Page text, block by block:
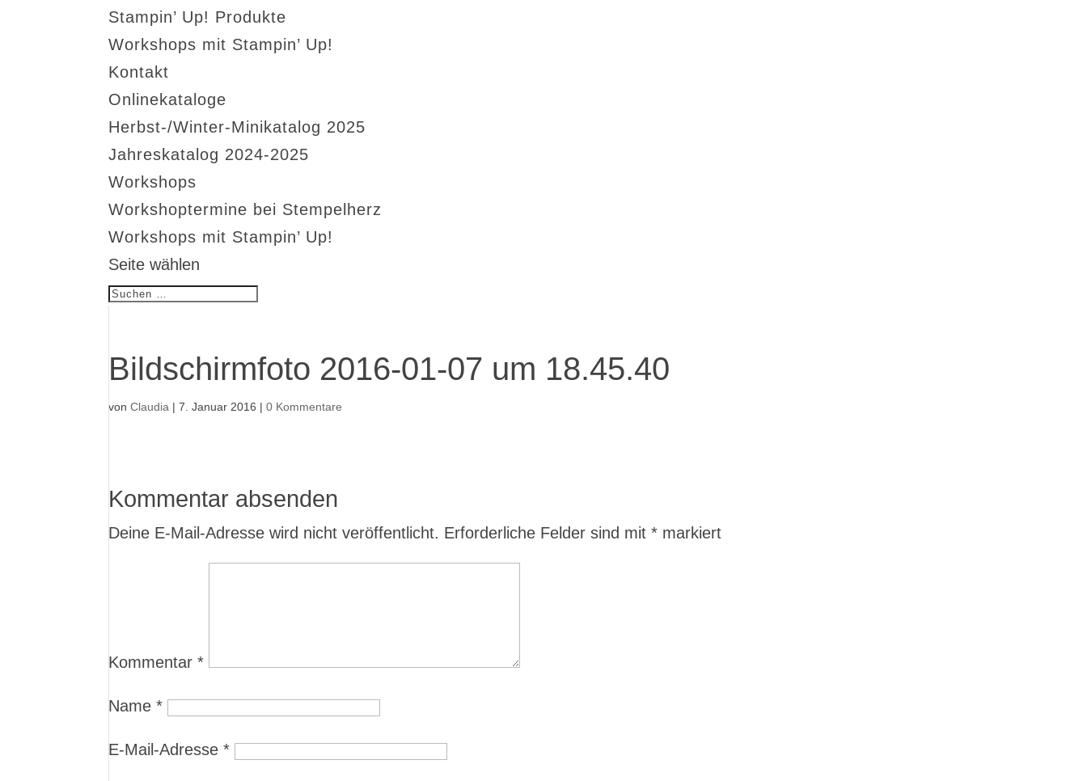
Stampin’ Up! Produkte
Workshops mit Stampin’ Up!
Kontakt
Onlinekataloge
Herbst-/Winter-Minikatalog 2025
Jahreskatalog 2024-2025
Workshops
Workshoptermine bei Stempelherz
Workshops mit Stampin’ Up!
Seite wählen
Bildschirmfoto 2016-01-07 um 18.45.40
vonClaudia |7. Januar 2016 |0 Kommentare
Kommentar absenden
Deine E-Mail-Adresse wird nicht veröffentlicht. Erforderliche Felder sind mit* markiert
Kommentar*
Name*
E-Mail-Adresse*